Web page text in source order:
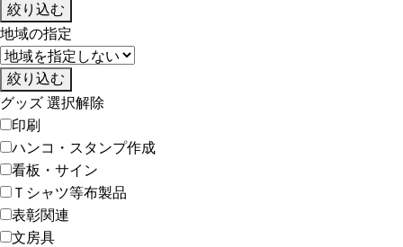
絞り込む
地域の指定
絞り込む
グッズ 選択解除
印刷
ハンコ・スタンプ作成
看板・サイン
Ｔシャツ等布製品
表彰関連
文房具